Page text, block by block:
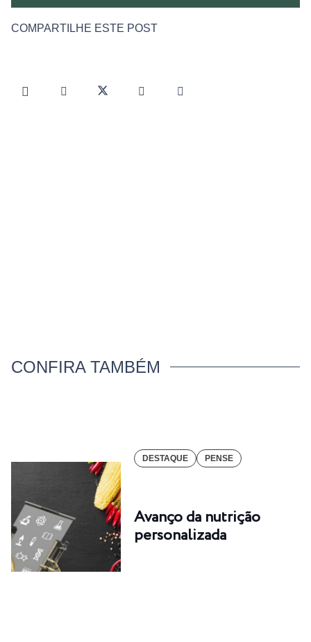
COMPARTILHE ESTE POST
CONFIRA TAMBÉM
DESTAQUE PENSE
Avanço da nutrição
personalizada